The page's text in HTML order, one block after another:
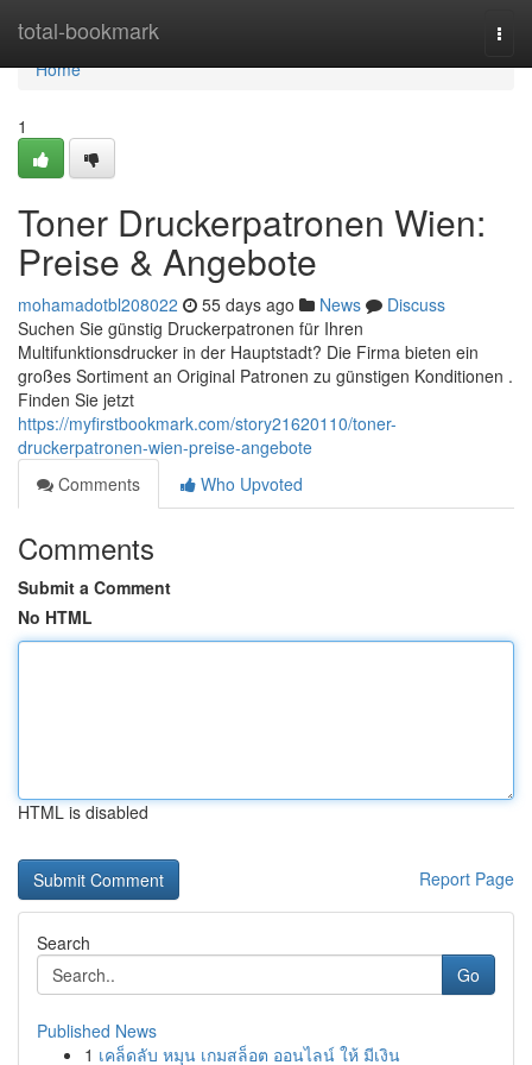
total-bookmark
Home
Home
1
Toner Druckerpatronen Wien:
Preise & Angebote
mohamadotbl208022 55 days ago News
Discuss
Suchen Sie günstig Druckerpatronen für Ihren
Multifunktionsdrucker in der Hauptstadt? Die Firma bieten ein
großes Sortiment an Original Patronen zu günstigen Konditionen .
Finden Sie jetzt
https://myfirstbookmark.com/story21620110/toner-
druckerpatronen-wien-preise-angebote
Comments
Who Upvoted
Comments
Submit a Comment
No HTML
HTML is disabled
Report Page
Search
Go
Published News
1 เคล็ดลับ หมุน เกมสล็อต ออนไลน์ ให้ มีเงิน